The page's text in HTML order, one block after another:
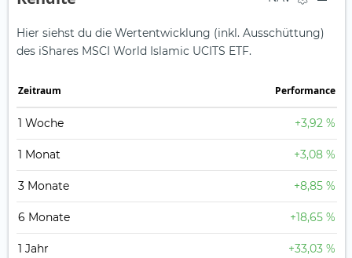
Hier siehst du die Wertentwicklung (inkl. Ausschüttung)
des iShares MSCI World Islamic UCITS ETF.
Zeit­raum Perfor­mance
1 Woche +3,92 %
1 Monat +3,08 %
3 Monate +8,85 %
6 Monate +18,65 %
1 Jahr +33,03 %